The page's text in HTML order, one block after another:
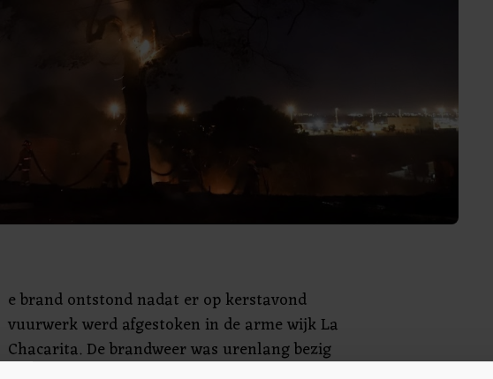
e brand ontstond nadat er op kerstavond
vuurwerk werd afgestoken in de arme wijk La
Chacarita. De brandweer was urenlang bezig